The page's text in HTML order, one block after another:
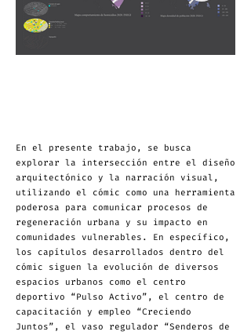
En el presente trabajo, se busca
explorar la intersección entre el diseño
arquitectónico y la narración visual,
utilizando el cómic como una herramienta
poderosa para comunicar procesos de
regeneración urbana y su impacto en
comunidades vulnerables. En específico,
los capítulos desarrollados dentro del
cómic siguen la evolución de diversos
espacios urbanos como el centro
deportivo “Pulso Activo”, el centro de
capacitación y empleo “Creciendo
Juntos”, el vaso regulador “Senderos de